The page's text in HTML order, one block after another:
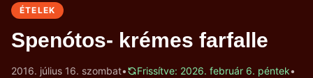
ÉTELEK
Spenótos- krémes farfalle
2016. július 16. szombat• Frissítve: 2026. február 6. péntek•